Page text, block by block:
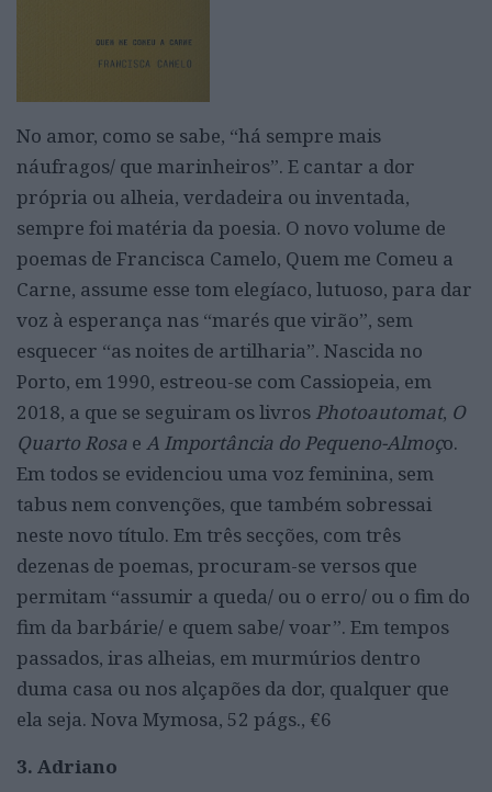
No amor, como se sabe, “há sempre mais
náufragos/ que marinheiros”. E cantar a dor
própria ou alheia, verdadeira ou inventada,
sempre foi matéria da poesia. O novo volume de
poemas de Francisca Camelo, Quem me Comeu a
Carne, assume esse tom elegíaco, lutuoso, para dar
voz à esperança nas “marés que virão”, sem
esquecer “as noites de artilharia”. Nascida no
Porto, em 1990, estreou-se com Cassiopeia, em
2018, a que se seguiram os livros Photoautomat, O
Quarto Rosa e A Importância do Pequeno-Almoço.
Em todos se evidenciou uma voz feminina, sem
tabus nem convenções, que também sobressai
neste novo título. Em três secções, com três
dezenas de poemas, procuram-se versos que
permitam “assumir a queda/ ou o erro/ ou o fim do
fim da barbárie/ e quem sabe/ voar”. Em tempos
passados, iras alheias, em murmúrios dentro
duma casa ou nos alçapões da dor, qualquer que
ela seja. Nova Mymosa, 52 págs., €6
3. Adriano